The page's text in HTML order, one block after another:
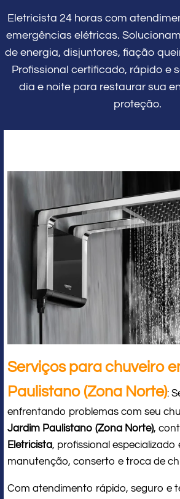
Eletricista 24 horas com
emergências elétricas.
de energia, disjuntores, fiação
Profissional certificado, rápido e
dia e noite para restaurar sua
proteção.
Serviços para chuveiro
Paulistano (Zona Norte):
enfrentando problemas com seu
Jardim Paulistano (Zona Norte),
Eletricista, profissional especializado
manutenção, conserto e troca de
Com atendimento rápido, seguro e